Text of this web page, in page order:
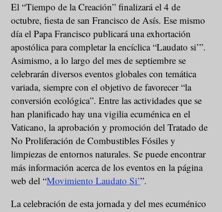
El “Tiempo de la Creación” finalizará el 4 de
octubre, fiesta de san Francisco de Asís. Ese mismo
día el Papa Francisco publicará una exhortación
apostólica para completar la encíclica “Laudato si’”.
Asimismo, a lo largo del mes de septiembre se
celebrarán diversos eventos globales con temática
variada, siempre con el objetivo de favorecer “la
conversión ecológica”. Entre las actividades que se
han planificado hay una vigilia ecuménica en el
Vaticano, la aprobación y promoción del Tratado de
No Proliferación de Combustibles Fósiles y
limpiezas de entornos naturales. Se puede encontrar
más información acerca de los eventos en la página
web del “Movimiento Laudato Si’”.
La celebración de esta jornada y del mes ecuménico